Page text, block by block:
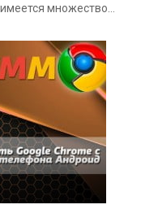
множество…